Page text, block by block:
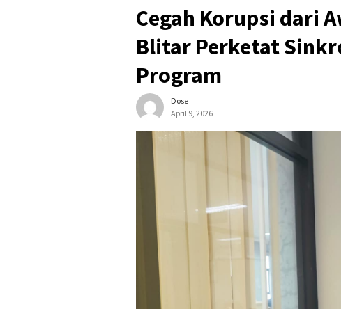
Cegah Korupsi dari
Blitar Perketat
Program
Dose
April 9, 2026